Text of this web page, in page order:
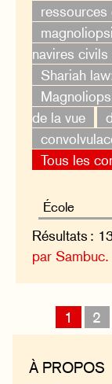
ressources
navires civils
Shariah
de la vue
Tous les
Résultats :
par Sambuc.
1 2
À PROPOS